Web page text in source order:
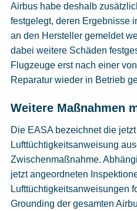
Airbus habe deshalb
festgelegt, deren Ergebnisse
an den Hersteller gemeldet
dabei weitere Schäden
Flugzeuge erst nach einer
Reparatur wieder in Betrieb
Weitere Maßnahmen
Die EASA bezeichnet die
Lufttüchtigkeitsanweisung
Zwischenmaßnahme.
jetzt angeordneten
Lufttüchtigkeitsanweisungen
Grounding der gesamten